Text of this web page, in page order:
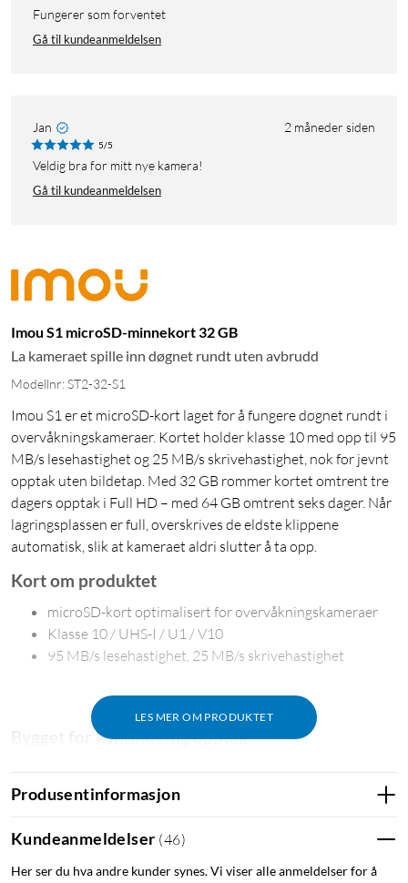
Fungerer som forventet
Gå til kundeanmeldelsen
Jan 2 måneder siden
5/5
Veldig bra for mitt nye kamera!
Gå til kundeanmeldelsen
Imou S1 microSD-minnekort 32 GB
La kameraet spille inn døgnet rundt uten avbrudd
Modellnr: ST2-32-S1
Imou S1 er et microSD-kort laget for å fungere døgnet rundt i
overvåkningskameraer. Kortet holder klasse 10 med opp til 95
MB/s lesehastighet og 25 MB/s skrivehastighet, nok for jevnt
opptak uten bildetap. Med 32 GB rommer kortet omtrent tre
dagers opptak i Full HD – med 64 GB omtrent seks dager. Når
lagringsplassen er full, overskrives de eldste klippene
automatisk, slik at kameraet aldri slutter å ta opp.
LES MER OM PRODUKTET
Kort om produktet
microSD-kort optimalisert for overvåkningskameraer
Klasse 10 / UHS-I / U1 / V10
95 MB/s lesehastighet, 25 MB/s skrivehastighet
Bygget for kontinuerlig opptak
Imou S1 er et microSD-kort som tåler å skrive og lese data
døgnet rundt – akkurat det som kreves i et
takt med kameraets videostrøm og lagrer materialet uten
Produsentinformasjon
Kundeanmeldelser (46)
Her ser du hva andre kunder synes. Vi viser alle anmeldelser for å